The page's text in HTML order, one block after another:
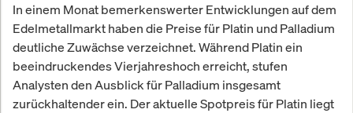
In einem Monat bemerkenswerter Entwicklungen auf dem
Edelmetallmarkt haben die Preise für Platin und Palladium
deutliche Zuwächse verzeichnet. Während Platin ein
beeindruckendes Vierjahreshoch erreicht, stufen
Analysten den Ausblick für Palladium insgesamt
zurückhaltender ein. Der aktuelle Spotpreis für Platin liegt